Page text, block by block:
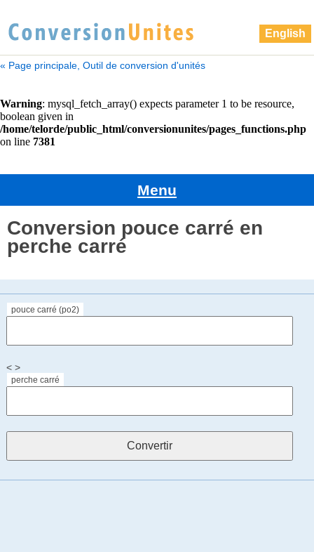
English
« Page principale, Outil de conversion d'unités
Menu
Conversion pouce carré en
perche carré
pouce carré (po2)
< >
perche carré